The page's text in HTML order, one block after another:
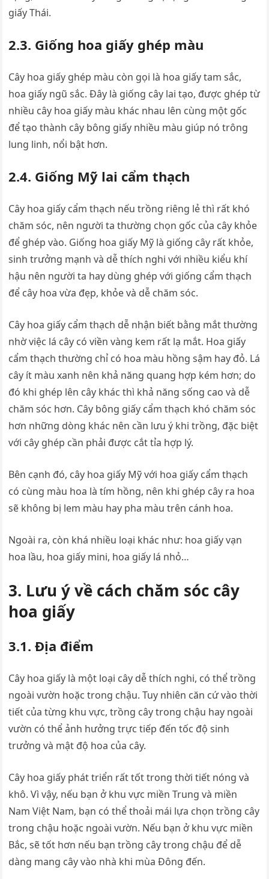
giấy Thái.
2.3. Giống hoa giấy ghép màu
Cây hoa giấy ghép màu còn gọi là hoa giấy tam sắc,
hoa giấy ngũ sắc. Đây là giống cây lai tạo, được ghép từ
nhiều cây hoa giấy màu khác nhau lên cùng một gốc
để tạo thành cây bông giấy nhiều màu giúp nó trông
lung linh, nổi bật hơn.
2.4. Giống Mỹ lai cẩm thạch
Cây hoa giấy cẩm thạch nếu trồng riêng lẻ thì rất khó
chăm sóc, nên người ta thường chọn gốc của cây khỏe
để ghép vào. Giống hoa giấy Mỹ là giống cây rất khỏe,
sinh trưởng mạnh và dễ thích nghi với nhiều kiểu khí
hậu nên người ta hay dùng ghép với giống cẩm thạch
để cây hoa vừa đẹp, khỏe và dễ chăm sóc.
Cây hoa giấy cẩm thạch dễ nhận biết bằng mắt thường
nhờ việc lá cây có viền vàng kem rất lạ mắt. Hoa giấy
cẩm thạch thường chỉ có hoa màu hồng sậm hay đỏ. Lá
cây ít màu xanh nên khả năng quang hợp kém hơn; do
đó khi ghép lên cây khác thì khả năng sống cao và dễ
chăm sóc hơn. Cây bông giấy cẩm thạch khó chăm sóc
hơn những dòng khác nên cần lưu ý khi trồng, đặc biệt
với cây ghép cần phải được cắt tỉa hợp lý.
Bên cạnh đó, cây hoa giấy Mỹ với hoa giấy cẩm thạch
có cùng màu hoa là tím hồng, nên khi ghép cây ra hoa
sẽ không bị lem màu hay pha màu trên cánh hoa.
Ngoài ra, còn khá nhiều loại khác như: hoa giấy vạn
hoa lầu, hoa giấy mini, hoa giấy lá nhỏ…
3. Lưu ý về cách chăm sóc cây
hoa giấy
3.1. Địa điểm
Cây hoa giấy là một loại cây dễ thích nghi, có thể trồng
ngoài vườn hoặc trong chậu. Tuy nhiên căn cứ vào thời
tiết của từng khu vực, trồng cây trong chậu hay ngoài
vườn có thể ảnh hưởng trực tiếp đến tốc độ sinh
trưởng và mật độ hoa của cây.
Cây hoa giấy phát triển rất tốt trong thời tiết nóng và
khô. Vì vậy, nếu bạn ở khu vực miền Trung và miền
Nam Việt Nam, bạn có thể thoải mái lựa chọn trồng cây
trong chậu hoặc ngoài vườn. Nếu bạn ở khu vực miền
Bắc, sẽ tốt hơn nếu bạn trồng cây trong chậu để dễ
dàng mang cây vào nhà khi mùa Đông đến.